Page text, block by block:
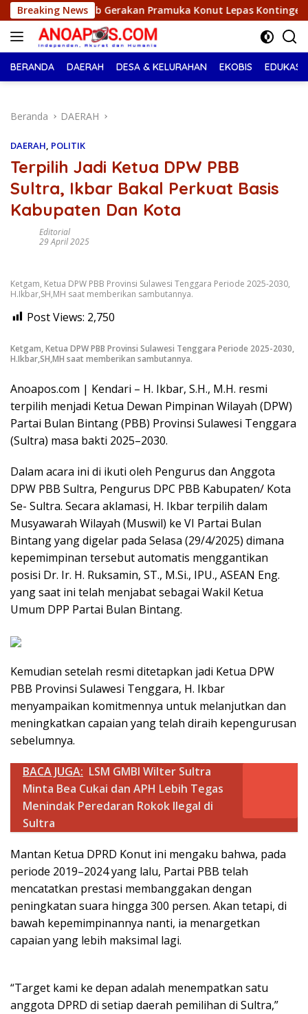
Langsung
ke
konten
Breaking News
Gerakan Pramuka Konut Lepas Kontingen Jambore Nasional
BERANDA DAERAH DESA & KELURAHAN EKOBIS EDUKASI
Beranda DAERAH
DAERAH, POLITIK
Terpilih Jadi Ketua DPW PBB
Sultra, Ikbar Bakal Perkuat Basis
Kabupaten Dan Kota
Editorial
29 April 2025
Ketgam, Ketua DPW PBB Provinsi Sulawesi Tenggara Periode 2025-2030,
H.Ikbar,SH,MH saat memberikan sambutannya.
Post Views: 2,750
Ketgam, Ketua DPW PBB Provinsi Sulawesi Tenggara Periode 2025-2030,
H.Ikbar,SH,MH saat memberikan sambutannya.
Anoapos.com | Kendari – H. Ikbar, S.H., M.H. resmi
terpilih menjadi Ketua Dewan Pimpinan Wilayah (DPW)
Partai Bulan Bintang (PBB) Provinsi Sulawesi Tenggara
(Sultra) masa bakti 2025–2030.
Dalam acara ini di ikuti oleh Pengurus dan Anggota
DPW PBB Sultra, Pengurus DPC PBB Kabupaten/ Kota
Se- Sultra. Secara aklamasi, H. Ikbar terpilih dalam
Musyawarah Wilayah (Muswil) ke VI Partai Bulan
Bintang yang digelar pada Selasa (29/4/2025) dimana
kepemimpinan tersebut automatis menggantikan
posisi Dr. Ir. H. Ruksamin, ST., M.Si., IPU., ASEAN Eng.
yang saat ini telah menjabat sebagai Wakil Ketua
Umum DPP Partai Bulan Bintang.
Kemudian setelah resmi ditetapkan jadi Ketua DPW
PBB Provinsi Sulawesi Tenggara, H. Ikbar
menyampaikan komitmennya untuk melanjutkan dan
meningkatkan capaian yang telah diraih kepengurusan
sebelumnya.
BACA JUGA: LSM GMBI Wilter Sultra
Minta Bea Cukai dan APH Lebih Tegas
Menindak Peredaran Rokok Ilegal di
Sultra
Mantan Ketua DPRD Konut ini mengaku bahwa, pada
periode 2019–2024 yang lalu, Partai PBB telah
mencatatkan prestasi membanggakan dengan
peningkatan suara hingga 300 persen. Akan tetapi, di
bawah kepemimpinannya nanti, ia menargetkan
capaian yang lebih maksimal lagi.
“Target kami ke depan adalah menempatkan satu
anggota DPRD di setiap daerah pemilihan di Sultra,”